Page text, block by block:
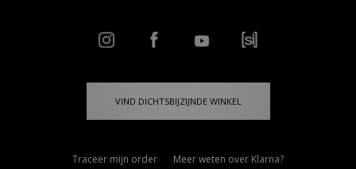
VIND DICHTSBIJZIJNDE WINKEL
Traceer mijn order
Meer weten over Klarna?